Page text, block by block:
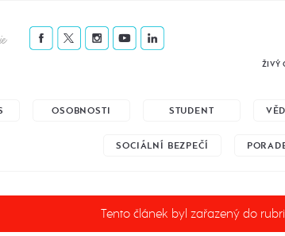
ŽIVÝ
OSOBNOSTI STUDENT
SOCIÁLNÍ BEZPEČÍ
Tento článek byl zařazený do